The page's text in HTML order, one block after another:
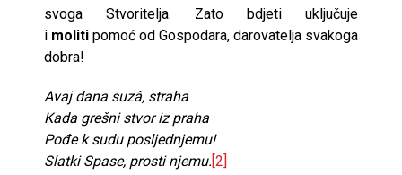
svoga Stvoritelja. Zato bdjeti uključuje
i moliti pomoć od Gospodara, darovatelja svakoga
dobra!
Avaj dana suzâ, straha
Kada grešni stvor iz praha
Pođe k sudu posljednjemu!
Slatki Spase, prosti njemu.[2]